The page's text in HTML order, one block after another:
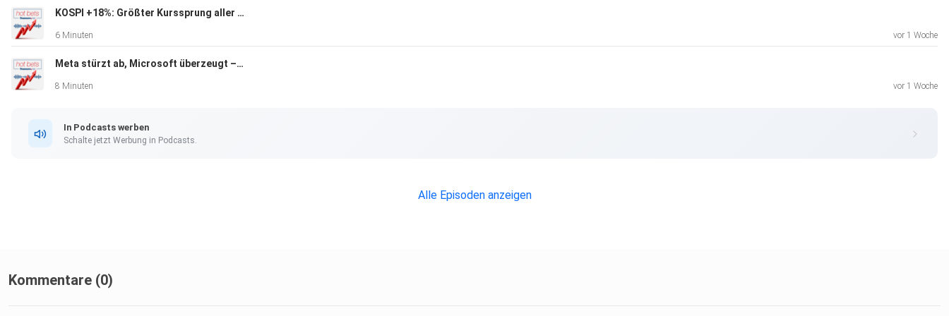
KOSPI +18%: Größter Kurssprung aller Zeiten! KI-Euphorie, Hedgefonds-Schock & DAX vor dem Allzeithoch
6 Minuten vor 1 Woche
Meta stürzt ab, Microsoft überzeugt – Siemens Energy jetzt die große Kaufchance? | Adidas crasht nach Zahlen!
8 Minuten vor 1 Woche
In Podcasts werben
Schalte jetzt Werbung in Podcasts.
Alle Episoden anzeigen
Kommentare (0)